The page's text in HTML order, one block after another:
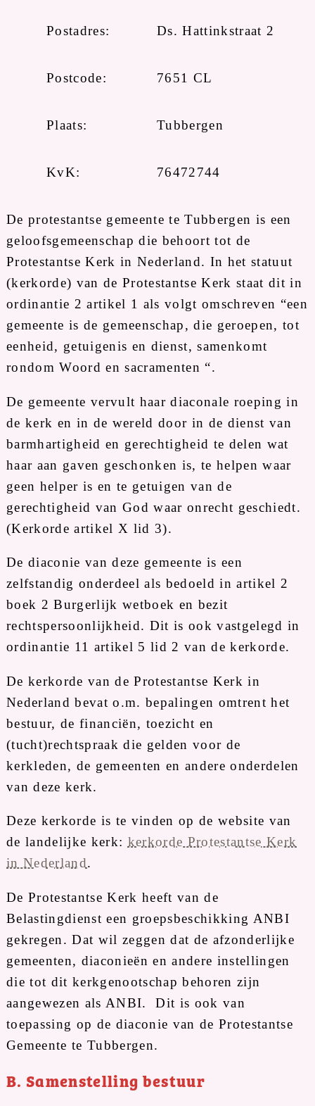
Postadres: Ds. Hattinkstraat 2
Postcode: 7651 CL
Plaats: Tubbergen
KvK: 76472744
De protestantse gemeente te Tubbergen is een
geloofsgemeenschap die behoort tot de
Protestantse Kerk in Nederland. In het statuut
(kerkorde) van de Protestantse Kerk staat dit in
ordinantie 2 artikel 1 als volgt omschreven “een
gemeente is de gemeenschap, die geroepen, tot
eenheid, getuigenis en dienst, samenkomt
rondom Woord en sacramenten “.
De gemeente vervult haar diaconale roeping in
de kerk en in de wereld door in de dienst van
barmhartigheid en gerechtigheid te delen wat
haar aan gaven geschonken is, te helpen waar
geen helper is en te getuigen van de
gerechtigheid van God waar onrecht geschiedt.
(Kerkorde artikel X lid 3).
De diaconie van deze gemeente is een
zelfstandig onderdeel als bedoeld in artikel 2
boek 2 Burgerlijk wetboek en bezit
rechtspersoonlijkheid. Dit is ook vastgelegd in
ordinantie 11 artikel 5 lid 2 van de kerkorde.
De kerkorde van de Protestantse Kerk in
Nederland bevat o.m. bepalingen omtrent het
bestuur, de financiën, toezicht en
(tucht)rechtspraak die gelden voor de
kerkleden, de gemeenten en andere onderdelen
van deze kerk.
Deze kerkorde is te vinden op de website van
de landelijke kerk: kerkorde Protestantse Kerk
in Nederland.
De Protestantse Kerk heeft van de
Belastingdienst een groepsbeschikking ANBI
gekregen. Dat wil zeggen dat de afzonderlijke
gemeenten, diaconieën en andere instellingen
die tot dit kerkgenootschap behoren zijn
aangewezen als ANBI. Dit is ook van
toepassing op de diaconie van de Protestantse
Gemeente te Tubbergen.
B. Samenstelling bestuur